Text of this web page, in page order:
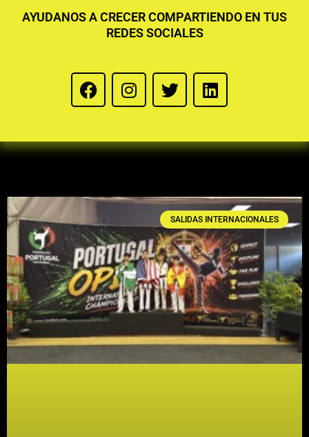
AYUDANOS A CRECER COMPARTIENDO EN TUS
REDES SOCIALES
SALIDAS INTERNACIONALES